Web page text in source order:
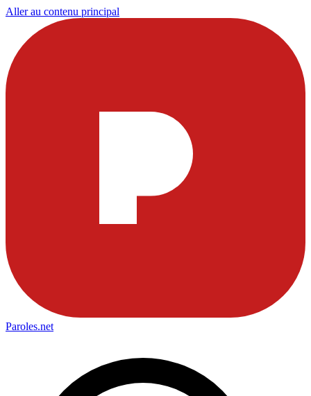
Aller au contenu principal
Paroles.net